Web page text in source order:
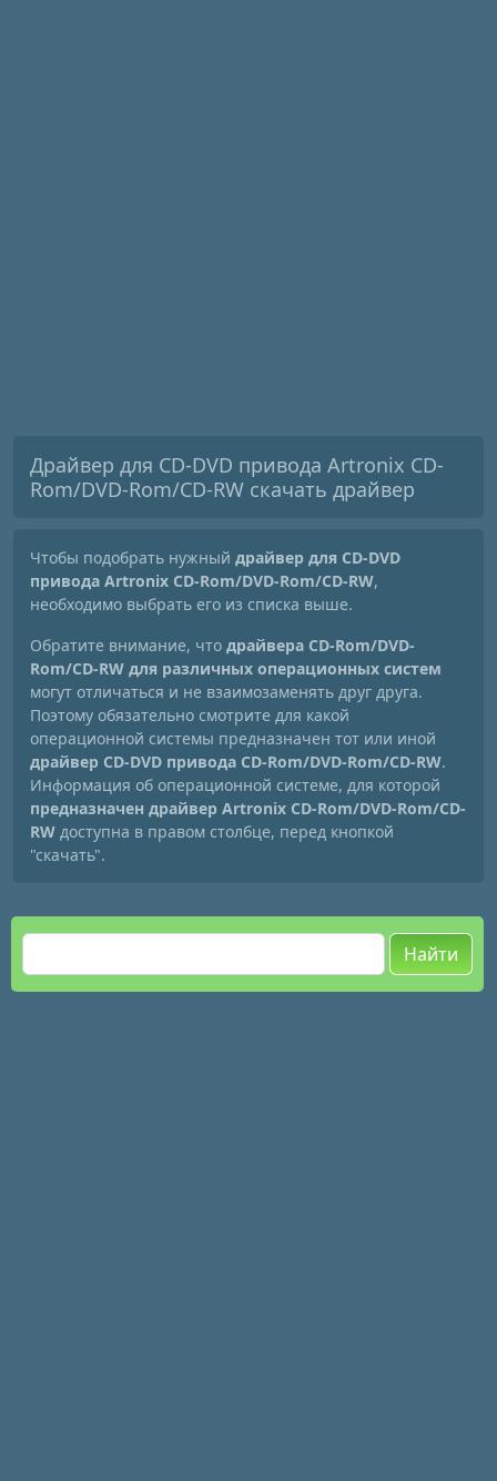
Драйвер для CD-DVD привода Artronix CD-
Rom/DVD-Rom/CD-RW скачать драйвер
Чтобы подобрать нужный драйвер для CD-DVD
привода Artronix CD-Rom/DVD-Rom/CD-RW,
необходимо выбрать его из списка выше.
Обратите внимание, что драйвера CD-Rom/DVD-
Rom/CD-RW для различных операционных систем
могут отличаться и не взаимозаменять друг друга.
Поэтому обязательно смотрите для какой
операционной системы предназначен тот или иной
драйвер CD-DVD привода CD-Rom/DVD-Rom/CD-RW.
Информация об операционной системе, для которой
предназначен драйвер Artronix CD-Rom/DVD-Rom/CD-
RW доступна в правом столбце, перед кнопкой
"скачать".
Найти